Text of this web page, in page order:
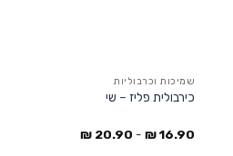
שמיכות וכרבוליות
כירבולית פליז – שי
16.90
₪
-
20.90
₪